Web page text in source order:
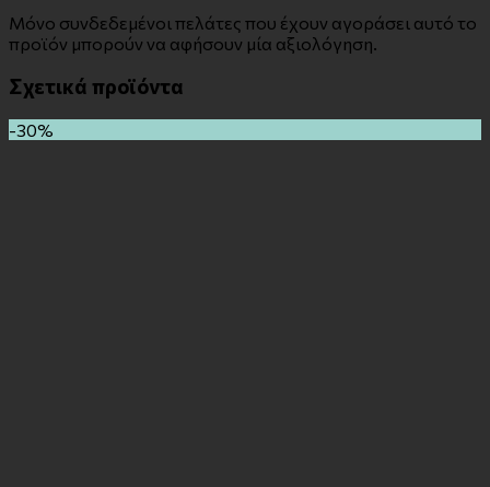
Μόνο συνδεδεμένοι πελάτες που έχουν αγοράσει αυτό το
προϊόν μπορούν να αφήσουν μία αξιολόγηση.
Σχετικά προϊόντα
-30%